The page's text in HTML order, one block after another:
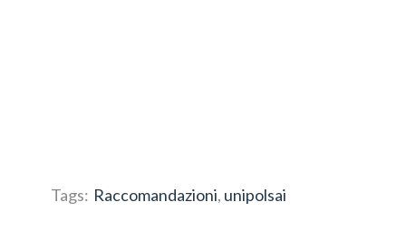
Tags: Raccomandazioni, unipolsai